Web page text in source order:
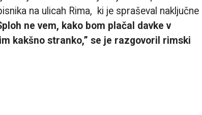
na ulicah Rima, ki je spraševal naključne
ne vem, kako bom plačal davke v
kakšno stranko,” se je razgovoril rimski